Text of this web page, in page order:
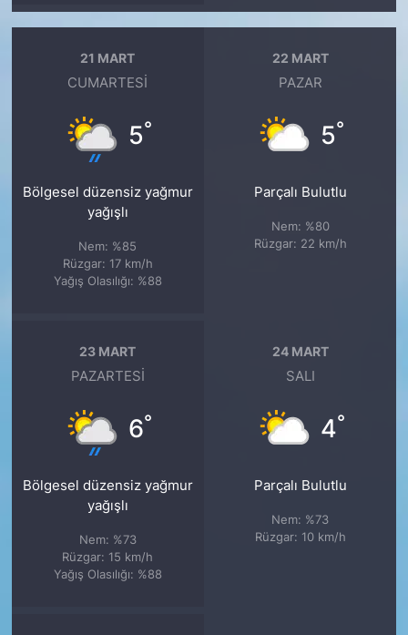
21 MART
CUMARTESI
5°
Bölgesel düzensiz yağmur
yağışlı
Nem: %85
Rüzgar: 17 km/h
Yağış Olasılığı: %88
22 MART
PAZAR
5°
Parçalı Bulutlu
Nem: %80
Rüzgar: 22 km/h
23 MART
PAZARTESI
6°
Bölgesel düzensiz yağmur
yağışlı
Nem: %73
Rüzgar: 15 km/h
Yağış Olasılığı: %88
24 MART
SALI
4°
Parçalı Bulutlu
Nem: %73
Rüzgar: 10 km/h